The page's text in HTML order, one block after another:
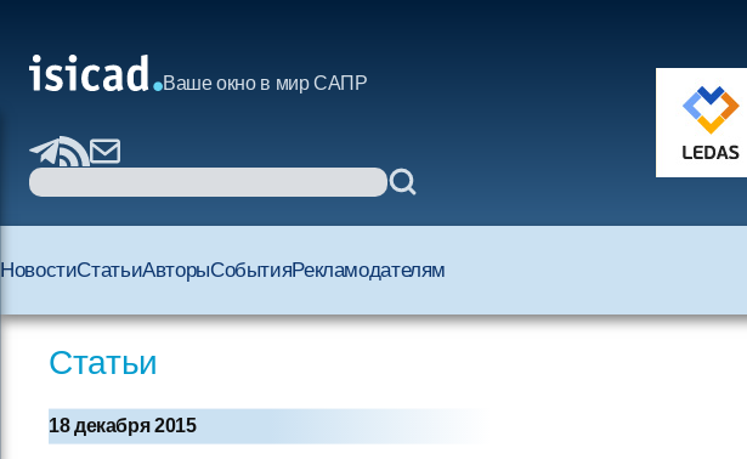
Ваше окно в мир САПР
НовостиСтатьиАвторыСобытияРекламодателям
Статьи
18 декабря 2015